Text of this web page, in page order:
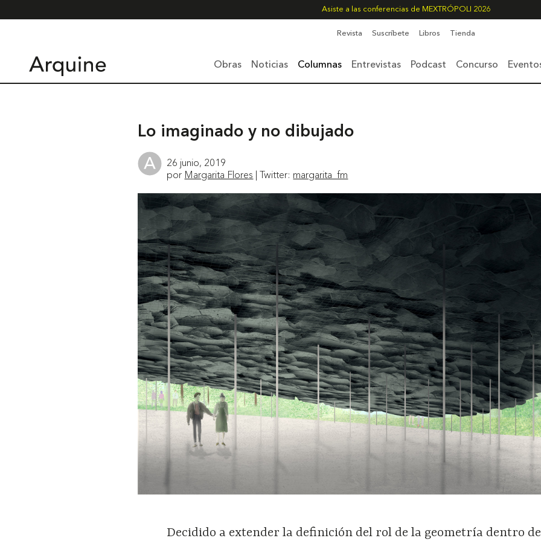
Asiste a las conferencias de MEXTRÓPOLI 2026
Revista Suscríbete Libros Tienda
Obras Noticias Columnas Entrevistas Podcast Concurso
Lo imaginado y no dibujado
26 junio, 2019
por Margarita Flores | Twitter: margarita_fm
Decidido a extender la definición del rol de la geometría dentro